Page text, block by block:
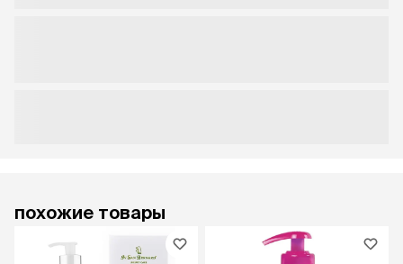
похожие товары